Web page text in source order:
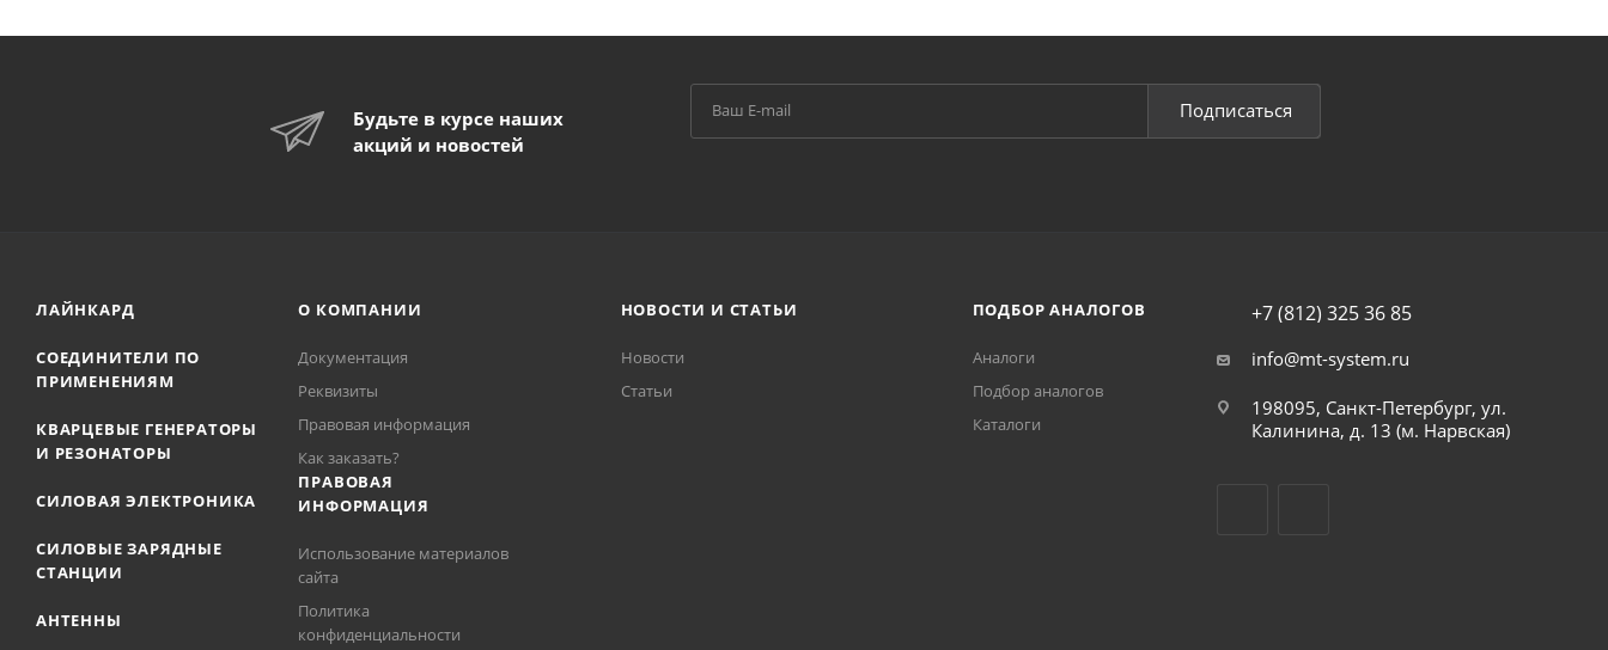
Будьте в курсе наших
акций и новостей
Подписаться
ЛАЙНКАРД
СОЕДИНИТЕЛИ ПО
ПРИМЕНЕНИЯМ
КВАРЦЕВЫЕ ГЕНЕРАТОРЫ
И РЕЗОНАТОРЫ
СИЛОВАЯ ЭЛЕКТРОНИКА
СИЛОВЫЕ ЗАРЯДНЫЕ
СТАНЦИИ
АНТЕННЫ
О КОМПАНИИ
Документация
Реквизиты
Правовая информация
Как заказать?
ПРАВОВАЯ
ИНФОРМАЦИЯ
Использование материалов
сайта
Политика
конфиденциальности
НОВОСТИ И СТАТЬИ
Новости
Статьи
ПОДБОР АНАЛОГОВ
Аналоги
Подбор аналогов
Каталоги
+7 (812) 325 36 85
info@mt-system.ru
198095, Санкт-Петербург, ул.
Калинина, д. 13 (м. Нарвская)